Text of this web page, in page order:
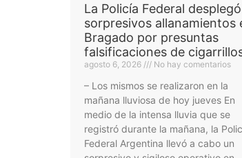
La Policía Federal desplegó
sorpresivos allanamientos
Bragado por presuntas
falsificaciones de
agosto 6, 2026 No hay comentarios
– Los mismos se realizaron en la
mañana lluviosa de hoy jueves En
medio de la intensa lluvia que se
registró durante la mañana, la
Federal Argentina llevó a cabo un